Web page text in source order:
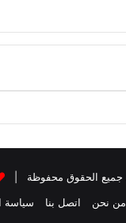
من نحن اتصل بنا سياسة